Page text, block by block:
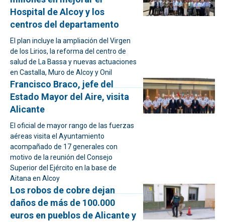
Hospital de Alcoy y los
centros del departamento
El plan incluye la ampliación del Virgen
de los Lirios, la reforma del centro de
salud de La Bassa y nuevas actuaciones
en Castalla, Muro de Alcoy y Onil
Francisco Braco, jefe del
Estado Mayor del Aire, visita
Alicante
El oficial de mayor rango de las fuerzas
aéreas visita el Ayuntamiento
acompañado de 17 generales con
motivo de la reunión del Consejo
Superior del Ejército en la base de
Aitana en Alcoy
Los robos de cobre dejan
daños de más de 100.000
euros en pueblos de Alicante y